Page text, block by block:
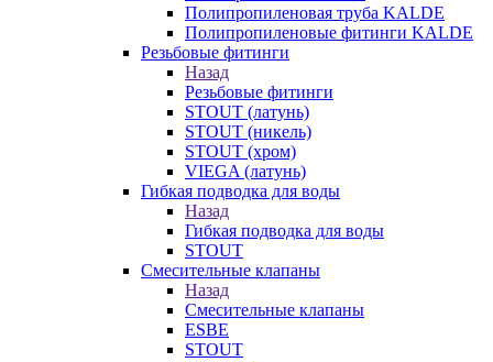
Полипропиленовая труба KALDE
Полипропиленовые фитинги KALDE
Резьбовые фитинги
Назад
Резьбовые фитинги
STOUT (латунь)
STOUT (никель)
STOUT (хром)
VIEGA (латунь)
Гибкая подводка для воды
Назад
Гибкая подводка для воды
STOUT
Смесительные клапаны
Назад
Смесительные клапаны
ESBE
STOUT